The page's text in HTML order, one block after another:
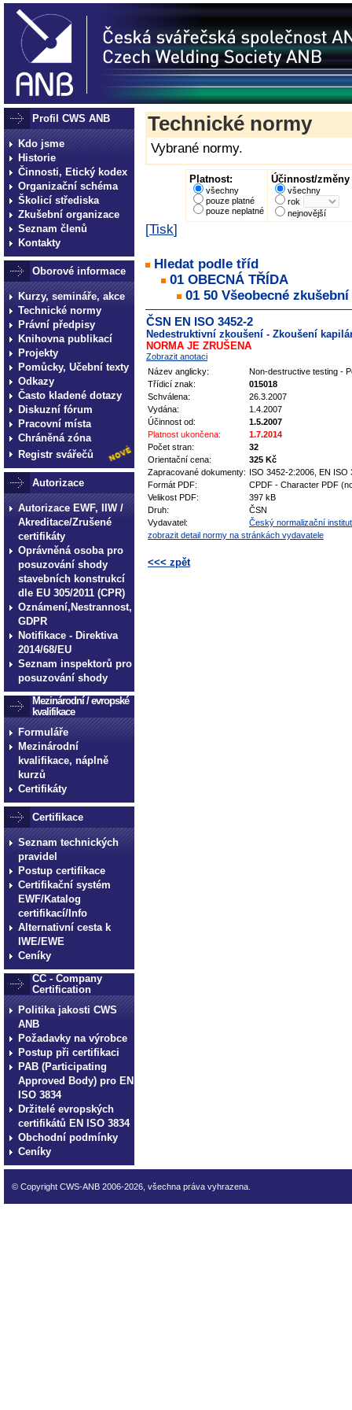
Profil CWS ANB
Kdo jsme
Historie
Činnosti, Etický kodex
Organizační schéma
Školicí střediska
Zkušební organizace
Seznam členů
Kontakty
Oborové informace
Kurzy, semináře, akce
Technické normy
Právní předpisy
Knihovna publikací
Projekty
Pomůcky, Učební texty
Odkazy
Často kladené dotazy
Diskuzní fórum
Pracovní místa
Chráněná zóna
Registr svářečů
Autorizace
Autorizace EWF, IIW /
Akreditace/Zrušené
certifikáty
Oprávněná osoba pro
posuzování shody
stavebních konstrukcí
dle EU 305/2011 (CPR)
Oznámení,Nestrannost,
GDPR
Notifikace - Direktiva
2014/68/EU
Seznam inspektorů pro
posuzování shody
Mezinárodní / evropské
kvalifikace
Formuláře
Mezinárodní
kvalifikace, náplně
kurzů
Certifikáty
Certifikace
Seznam technických
pravidel
Postup certifikace
Certifikační systém
EWF/Katalog
certifikací/Info
Alternativní cesta k
IWE/EWE
Ceníky
CC - Company
Certification
Politika jakosti CWS
ANB
Požadavky na výrobce
Postup při certifikaci
PAB (Participating
Approved Body) pro EN
ISO 3834
Držitelé evropských
certifikátů EN ISO 3834
Obchodní podmínky
Ceníky
Technické normy
Vybrané normy.
Platnost:
všechny
pouze platné
pouze neplatné
Účinnost/změny
všechny
rok
nejnovější
[Tisk]
Hledat podle tříd
01 OBECNÁ TŘÍDA
01 50 Všeobecné
ČSN EN ISO 3452-2
Nedestruktivní zkoušení - Zkoušení
NORMA JE ZRUŠENA
Zobrazit anotaci
Název anglicky:
Non-destructive testing -
Třídicí znak:
015018
Schválena:
26.3.2007
Vydána:
1.4.2007
Účinnost od:
1.5.2007
Platnost ukončena:
1.7.2014
Počet stran:
32
Orientační cena:
325 Kč
Zapracované dokumenty:
ISO 3452-2:2006, EN ISO
Formát PDF:
CPDF - Character PDF
Velikost PDF:
397 kB
Druh:
ČSN
Vydavatel:
Český normalizační institut
zobrazit detail normy na stránkách vydavatele
<<< zpět
© Copyright CWS-ANB 2006-2026, všechna práva vyhrazena.